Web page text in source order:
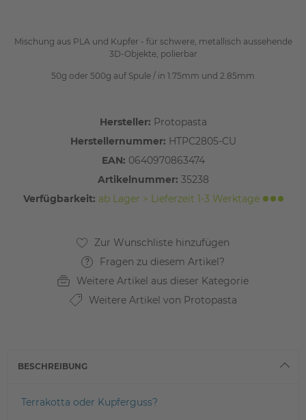
Mischung aus PLA und Kupfer - für schwere, metallisch aussehende
3D-Objekte, polierbar
50g oder 500g auf Spule / in 1.75mm und 2.85mm
Hersteller: Protopasta
Herstellernummer: HTPC2805-CU
EAN: 0640970863474
Artikelnummer: 35238
Verfügbarkeit: ab Lager > Lieferzeit 1-3 Werktage
Fragen zu diesem Artikel?
Weitere Artikel aus dieser Kategorie
Weitere Artikel von Protopasta
BESCHREIBUNG
Terrakotta oder Kupferguss?